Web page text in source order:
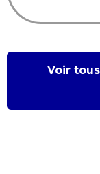
Voir